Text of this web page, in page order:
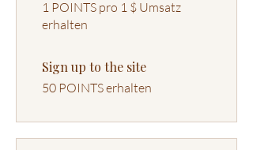
1 POINTS pro 1 $ Umsatz
erhalten
Sign up to the site
50 POINTS erhalten